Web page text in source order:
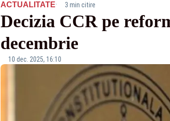
ACTUALITATE· 3 min citire
Decizia CCR pe
decembrie
10 dec. 2025, 16:10